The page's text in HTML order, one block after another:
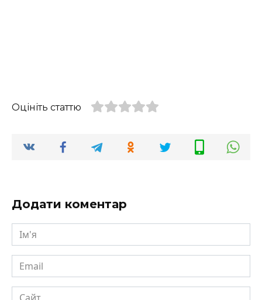
Оцініть статтю
Додати коментар
Ім'я
Email
Сайт